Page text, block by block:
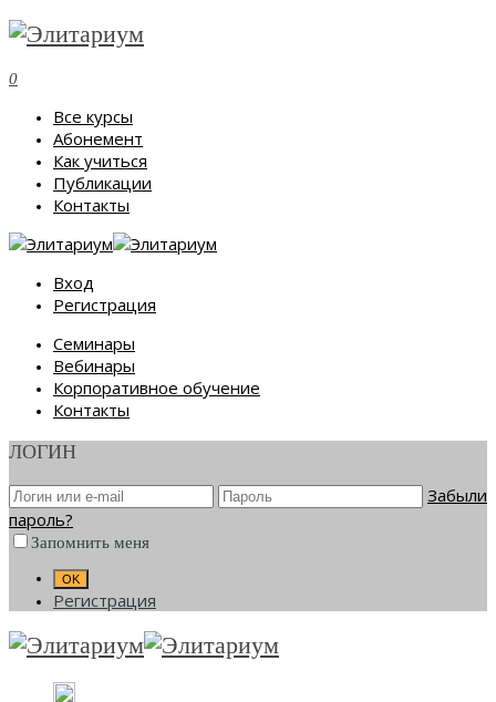
0
Все курсы
Абонемент
Как учиться
Публикации
Контакты
Вход
Регистрация
Семинары
Вебинары
Корпоративное обучение
Контакты
ЛОГИН
Забыли
пароль?
Запомнить меня
Регистрация